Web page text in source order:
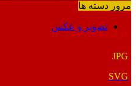
مرور دسته ها
تصویر و عکس
فرمت‌های خاص
JPG
SVG